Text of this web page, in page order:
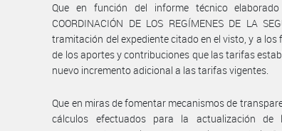
Que en función del informe técnico elaborado
COORDINACIÓN DE LOS REGÍMENES DE LA
tramitación del expediente citado en el visto, y a
de los aportes y contribuciones que las tarifas
nuevo incremento adicional a las tarifas vigentes.
Que en miras de fomentar mecanismos de
cálculos efectuados para la actualización